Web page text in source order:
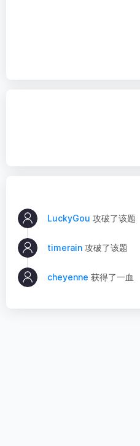
LuckyGou 攻破了该题
timerain 攻破了该题
cheyenne 获得了一血